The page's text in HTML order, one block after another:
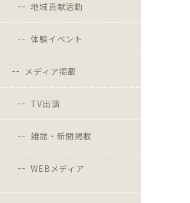
地域貢献活動
体験イベント
メディア掲載
TV出演
雑誌・新聞掲載
WEBメディア